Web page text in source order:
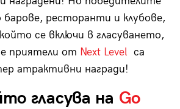
барове, ресторанти и клубове,
се включи в гласуването,
приятели от Next Level са
атрактивни награди!
гласува на Go